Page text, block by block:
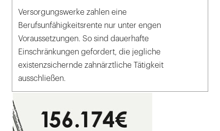
Versorgungswerke zahlen eine
Berufsunfähigkeitsrente nur unter engen
Voraussetzungen. So sind dauerhafte
Einschränkungen gefordert, die jegliche
existenzsichernde zahnärztliche Tätigkeit
ausschließen.